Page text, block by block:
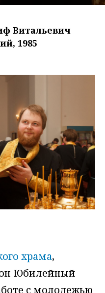
Витальевич
1985
храма,
Юбилейный
с молодежью